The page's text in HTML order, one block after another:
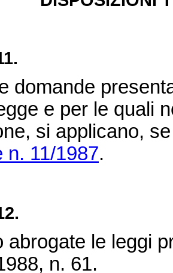
e per le quali
si applicano,
n. 11/1987.
le leggi
n. 61.